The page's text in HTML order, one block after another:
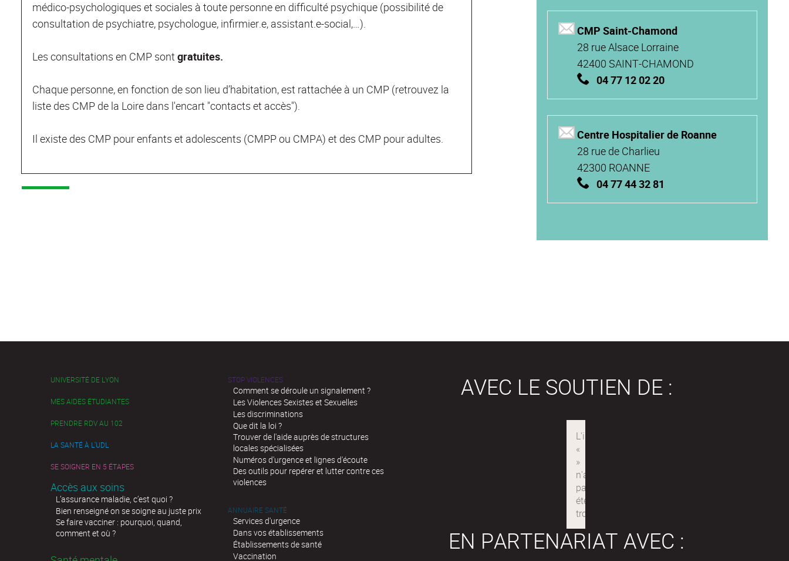
médico-psychologiques et sociales à toute personne en difficulté psychique (possibilité de
consultation de psychiatre, psychologue, infirmier.e, assistant.e-social,…).
Les consultations en CMP sont gratuites.
Chaque personne, en fonction de son lieu d’habitation, est rattachée à un CMP (retrouvez la
liste des CMP de la Loire dans l'encart "contacts et accès").
Il existe des CMP pour enfants et adolescents (CMPP ou CMPA) et des CMP pour adultes.
CMP Saint-Chamond
28 rue Alsace Lorraine
42400 SAINT-CHAMOND
04 77 12 02 20
Centre Hospitalier de Roanne
28 rue de Charlieu
42300 ROANNE
04 77 44 32 81
UNIVERSITÉ DE LYON
MES AIDES ÉTUDIANTES
PRENDRE RDV AU 102
LA SANTÉ À L'UDL
SE SOIGNER EN 5 ÉTAPES
Accès aux soins
L’assurance maladie, c’est quoi ?
Bien renseigné on se soigne au juste prix
Se faire vacciner : pourquoi, quand,
comment et où ?
STOP VIOLENCES
Comment se déroule un signalement ?
Les Violences Sexistes et Sexuelles
Les discriminations
Que dit la loi ?
Trouver de l'aide auprès de structures
locales spécialisées
Numéros d'urgence et lignes d'écoute
Des outils pour repérer et lutter contre ces
violences
ANNUAIRE SANTÉ
Services d'urgence
Dans vos établissements
Établissements de santé
Vaccination
AVEC LE SOUTIEN DE :
EN PARTENARIAT AVEC :